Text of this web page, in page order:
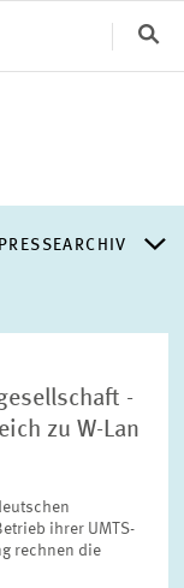
PRESSEARCHIV
PRESSEVERTEILER
BILDMATERIAL
-
zu W-Lan
ihrer UMTS-
rechnen die